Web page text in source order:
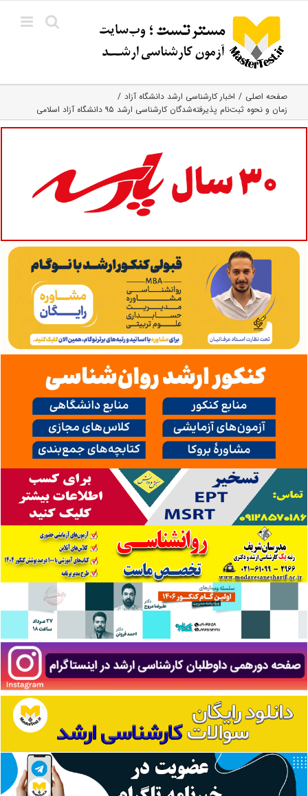
content
صفحه اصلی
اخبار کارشناسی ارشد دانشگاه آزاد
زمان و نحوه ثبت‌نام پذیرفته‌شدگان کارشناسی ارشد ۹۵ دانشگاه آزاد اسلامی